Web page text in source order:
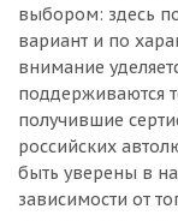
выбором: здесь
вариант и по
внимание
поддерживаются
получившие
российских
быть уверены в
зависимости от